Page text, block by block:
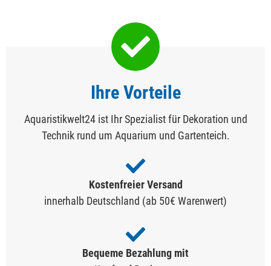
Ihre Vorteile
Aquaristikwelt24 ist Ihr Spezialist für Dekoration und
Technik rund um Aquarium und Gartenteich.
Kostenfreier Versand
innerhalb Deutschland (ab 50€ Warenwert)
Bequeme Bezahlung mit